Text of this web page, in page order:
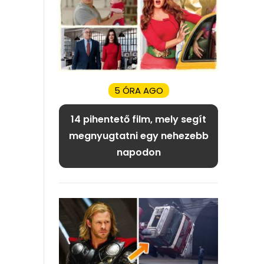
5 ÓRA AGO
14 pihentető film, mely segít
megnyugtatni egy nehezebb
napodon